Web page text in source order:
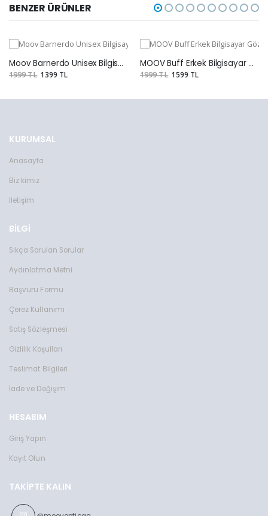
BENZER ÜRÜNLER
Moov Barnerdo Unisex Bilgisayar Gözlüğü
1999 TL 1399 TL
MOOV Buff Erkek Bilgisayar Gözlüğü
1999 TL 1599 TL
KURUMSAL
Anasayfa
Biz kimiz
İletişim
BİLGİ
Sıkça Sorulan Sorular
Aydınlatma Metni
Başvuru Formu
Çerez Kullanımı
Satış Sözleşmesi
Gizlilik Koşulları
Teslimat Bilgileri
İade ve Değişim
HESABIM
Giriş Yapın
Kayıt Olun
TAKIPTE KALIN